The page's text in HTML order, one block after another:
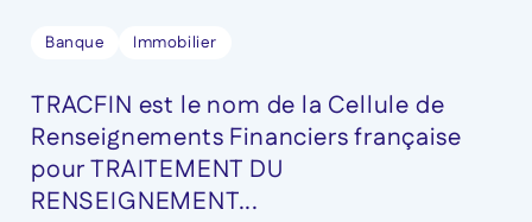
Banque Immobilier
TRACFIN est le nom de la Cellule de
Renseignements Financiers française
pour TRAITEMENT DU
RENSEIGNEMENT...